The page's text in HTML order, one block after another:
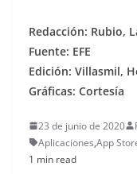
Redacción: Rubio,
Fuente: EFE
Edición: Villasmil,
Gráficas: Cortesía
23 de junio de 2020
Aplicaciones,App
1 min read